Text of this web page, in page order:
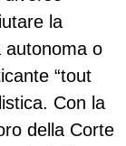
la
autonoma o
“tout
Con la
della Corte